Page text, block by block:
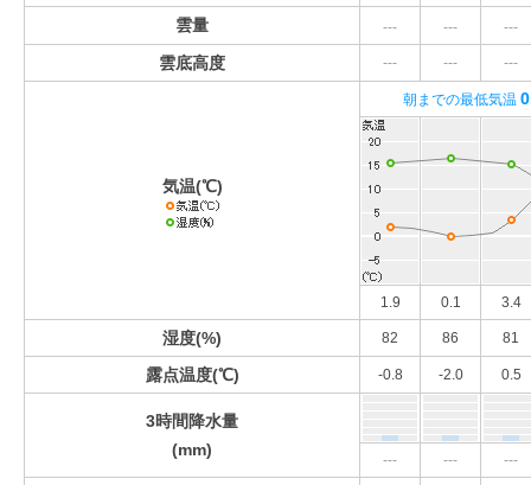
雲量 --- --- ---
雲底高度 --- --- ---
気温(℃)
朝までの最低気温
1.9 0.1 3.4
湿度(%) 82 86 81
露点温度(℃) -0.8 -2.0 0.5
3時間降水量
(mm)
--- --- ---